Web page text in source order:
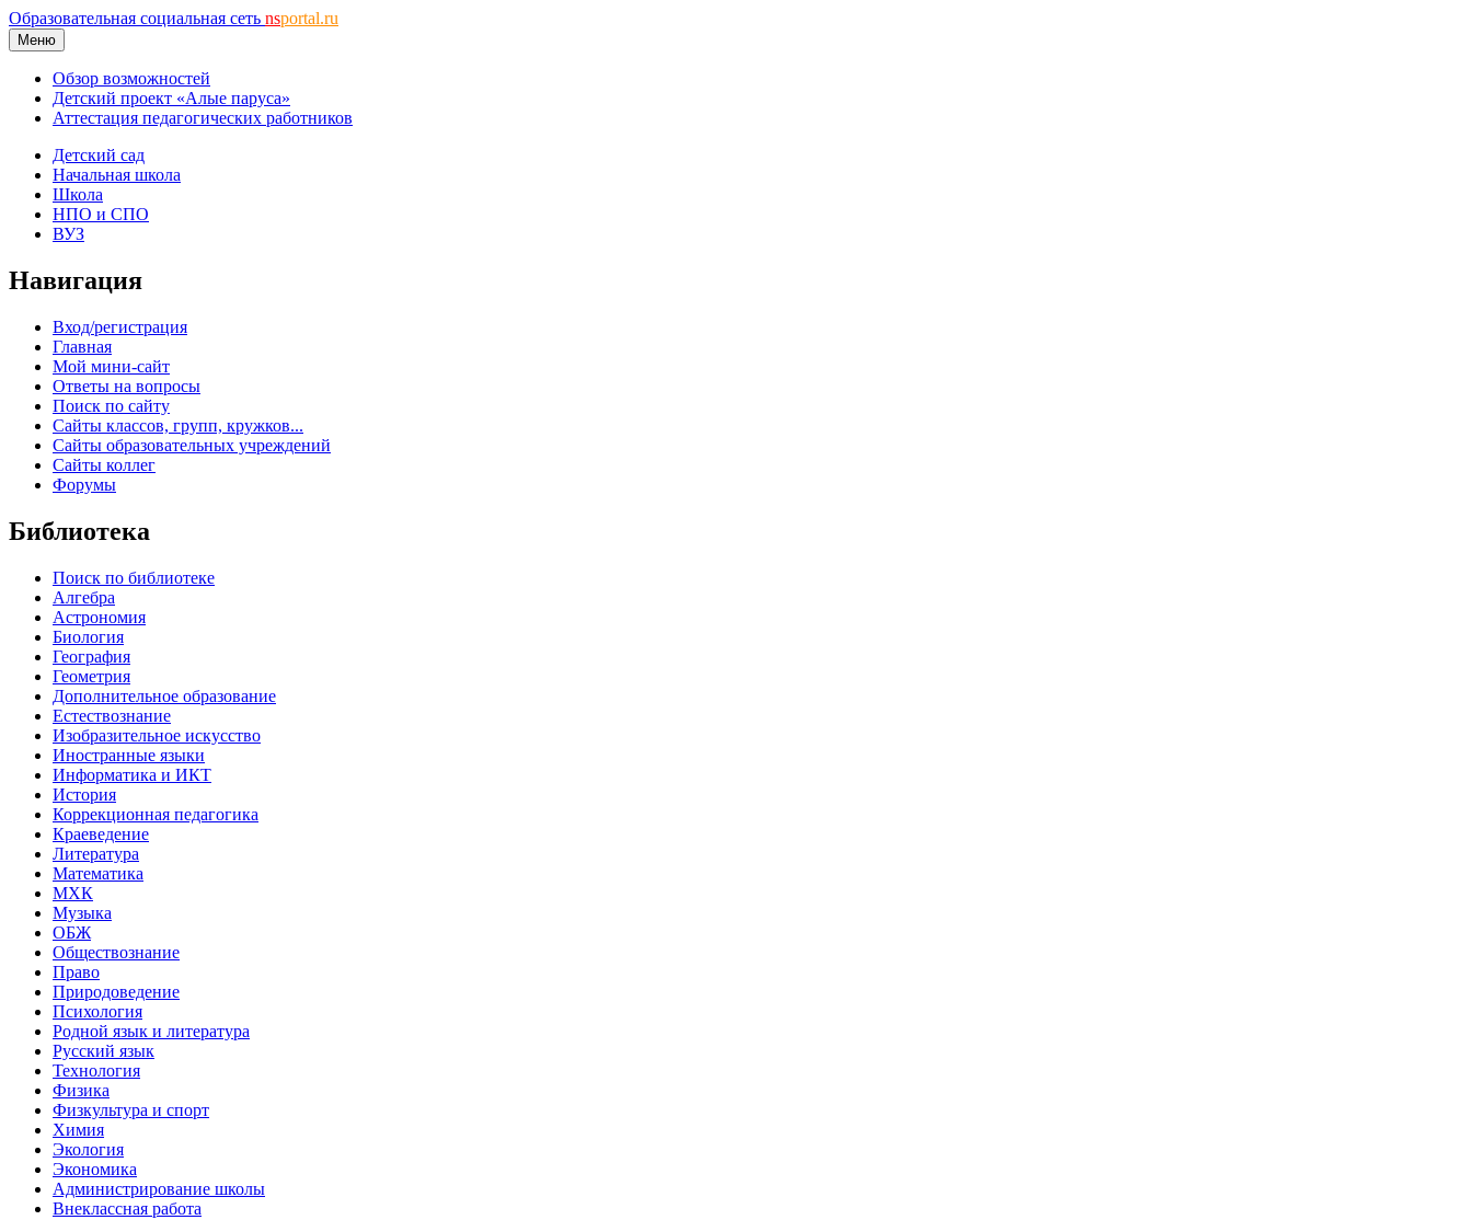
Образовательная социальная сеть nsportal.ru
Меню
Обзор возможностей
Детский проект «Алые паруса»
Аттестация педагогических работников
Детский сад
Начальная школа
Школа
НПО и СПО
ВУЗ
Навигация
Вход/регистрация
Главная
Мой мини-сайт
Ответы на вопросы
Поиск по сайту
Сайты классов, групп, кружков...
Сайты образовательных учреждений
Сайты коллег
Форумы
Библиотека
Поиск по библиотеке
Алгебра
Астрономия
Биология
География
Геометрия
Дополнительное образование
Естествознание
Изобразительное искусство
Иностранные языки
Информатика и ИКТ
История
Коррекционная педагогика
Краеведение
Литература
Математика
МХК
Музыка
ОБЖ
Обществознание
Право
Природоведение
Психология
Родной язык и литература
Русский язык
Технология
Физика
Физкультура и спорт
Химия
Экология
Экономика
Администрирование школы
Внеклассная работа